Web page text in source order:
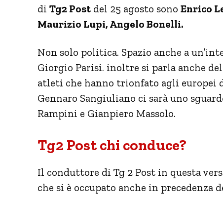
di Tg2 Post del 25 agosto sono Enrico
Maurizio Lupi, Angelo Bonelli.
Non solo politica. Spazio anche a
Giorgio Parisi. inoltre si parla anche
atleti che hanno trionfato agli europei
Gennaro Sangiuliano ci sarà uno
Rampini e Gianpiero Massolo.
Tg2 Post chi conduce?
Il conduttore di Tg 2 Post in questa
che si è occupato anche in precedenza